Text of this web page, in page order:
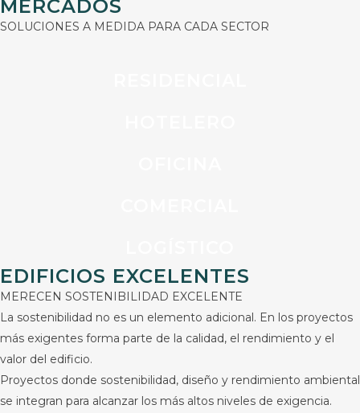
MERCADOS
SOLUCIONES A MEDIDA PARA CADA SECTOR
EDIFICIOS EXCELENTES
MERECEN SOSTENIBILIDAD EXCELENTE
La sostenibilidad no es un elemento adicional. En los proyectos
más exigentes forma parte de la calidad, el rendimiento y el
valor del edificio.
Proyectos donde sostenibilidad, diseño y rendimiento ambiental
se integran para alcanzar los más altos niveles de exigencia.